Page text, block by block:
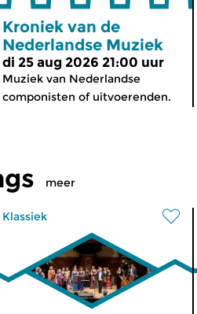
Kroniek van de
Nederlandse Muziek
di 25 aug 2026 21:00 uur
Muziek van Nederlandse
componisten of uitvoerenden.
meer
Klassiek